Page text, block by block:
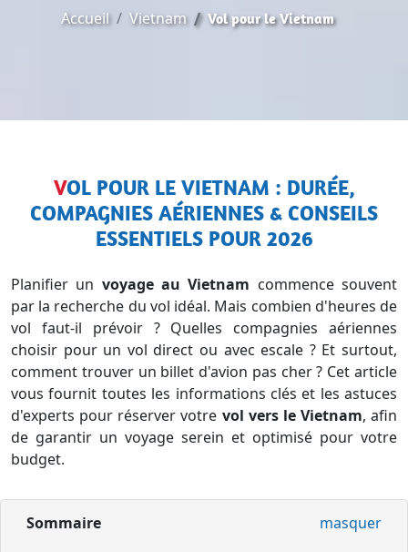
Accueil Vietnam Vol pour le Vietnam
VOL POUR LE VIETNAM : DURÉE,
COMPAGNIES AÉRIENNES & CONSEILS
ESSENTIELS POUR 2026
Planifier un voyage au Vietnam commence souvent
par la recherche du vol idéal. Mais combien d'heures de
vol faut-il prévoir ? Quelles compagnies aériennes
choisir pour un vol direct ou avec escale ? Et surtout,
comment trouver un billet d'avion pas cher ? Cet article
vous fournit toutes les informations clés et les astuces
d'experts pour réserver votre vol vers le Vietnam, afin
de garantir un voyage serein et optimisé pour votre
budget.
Sommaire masquer